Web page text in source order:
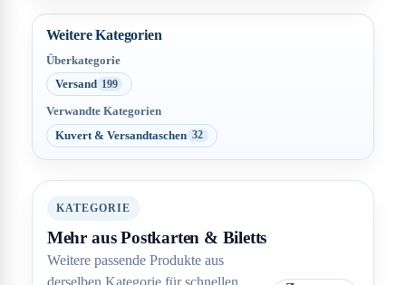
Weitere Kategorien
Überkategorie
Versand 199
Verwandte Kategorien
Kuvert & Versandtaschen 32
KATEGORIE
Mehr aus Postkarten & Biletts
Weitere passende Produkte aus